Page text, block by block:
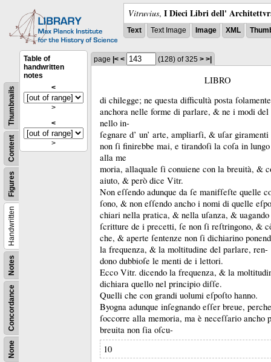
Vitruvius, I Dieci Libri dell'
Text Text Image Image XML
None
Concordance
Notes
Handwritten
Figures
Content
Thumbnails
Table of
handwritten
notes
<
>
<
>
page |< < (128) of 325 > >|
LIBRO
di chilegge; ne questa difficultà posta
anchora nelle forme di parlare, & ne i modi
nello in-
ſegnare d’ un’ arte, ampliarſi, & uſar
non ſi finirebbe mai, e tirandoſi la coſa in
alla me
moria, allaquale ſi conuiene con la breuità, &
aiuto, & però dice Vitr.
Non eſſendo adunque da ſe manifſeſte quelle
ſono, & non eſſendo ancho i nomi di quelle
chiari nella pratica, & nella uſanza, &
ſcritture de i precetti, ſe non ſi reſtringono, &
che, & aperte ſentenze non ſi dichiarino
la frequenza, & la moltitudine del parlare, ren-
dono dubbioſe le menti de i lettori.
Ecco Vitr. dicendo la frequenza, & la
dichiara quello nel principio diſſe.
Quelli che con grandi uolumi eſpoſto hanno.
Byogna adunque inſegnando eſſer breue,
ſoccorre alla memoria, ma è neceſſario ancho
breuita non ſia oſcu-
10